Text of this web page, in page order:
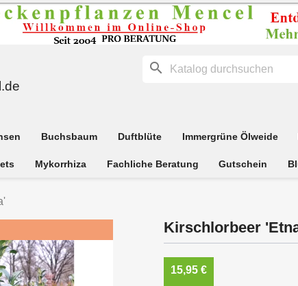
search
Buchsbaum Duftblüte Immergrüne Ölweide
Mykorrhiza Fachliche Beratung Gutschein
Kirschlorbeer
15,95 €